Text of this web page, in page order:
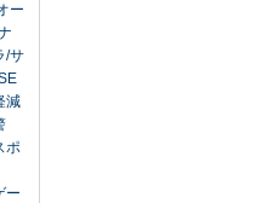
ー
/サ
減
ポ
ー